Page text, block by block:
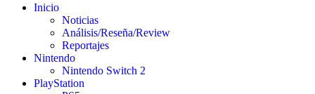
Inicio
Noticias
Análisis/Reseña/Review
Reportajes
Nintendo
Nintendo Switch 2
PlayStation